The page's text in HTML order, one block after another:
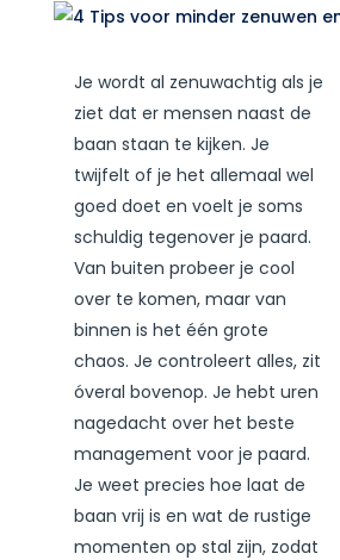
Je wordt al zenuwachtig als je
ziet dat er mensen naast de
baan staan te kijken. Je
twijfelt of je het allemaal wel
goed doet en voelt je soms
schuldig tegenover je paard.
Van buiten probeer je cool
over te komen, maar van
binnen is het één grote
chaos. Je controleert alles, zit
óveral bovenop. Je hebt uren
nagedacht over het beste
management voor je paard.
Je weet precies hoe laat de
baan vrij is en wat de rustige
momenten op stal zijn, zodat